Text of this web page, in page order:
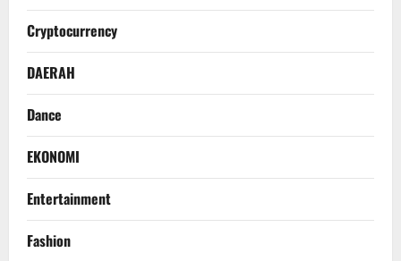
Cryptocurrency
DAERAH
Dance
EKONOMI
Entertainment
Fashion